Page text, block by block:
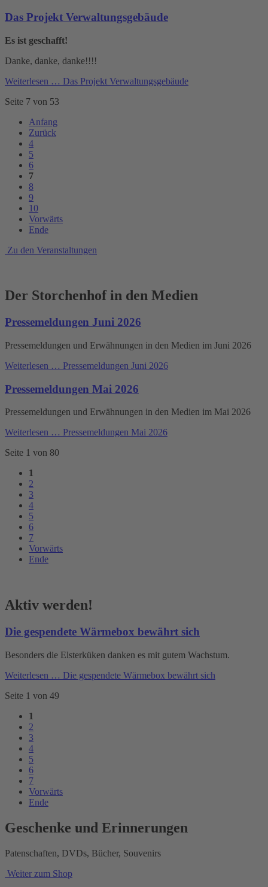
Das Projekt Verwaltungsgebäude
Es ist geschafft!
Danke, danke, danke!!!!
Weiterlesen … Das Projekt Verwaltungsgebäude
Seite 7 von 53
Anfang
Zurück
4
5
6
7
8
9
10
Vorwärts
Ende
Zu den Veranstaltungen
Der Storchenhof in den Medien
Pressemeldungen Juni 2026
Pressemeldungen und Erwähnungen in den Medien im Juni 2026
Weiterlesen … Pressemeldungen Juni 2026
Pressemeldungen Mai 2026
Pressemeldungen und Erwähnungen in den Medien im Mai 2026
Weiterlesen … Pressemeldungen Mai 2026
Seite 1 von 80
1
2
3
4
5
6
7
Vorwärts
Ende
Aktiv werden!
Die gespendete Wärmebox bewährt sich
Besonders die Elsterküken danken es mit gutem Wachstum.
Weiterlesen … Die gespendete Wärmebox bewährt sich
Seite 1 von 49
1
2
3
4
5
6
7
Vorwärts
Ende
Geschenke und Erinnerungen
Patenschaften, DVDs, Bücher, Souvenirs
Weiter zum Shop